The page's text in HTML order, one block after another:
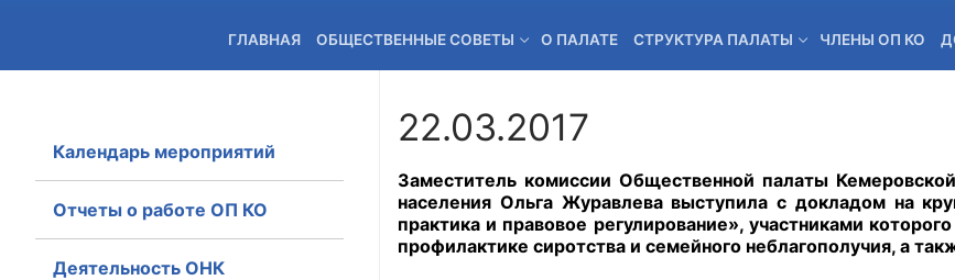
ГЛАВНАЯ ОБЩЕСТВЕННЫЕ СОВЕТЫ О ПАЛАТЕ СТРУКТУРА ПАЛАТЫ ЧЛЕНЫ ОП КО
+7 (3842) 58-82-40 OPKO42@BK.RU
22.03.2017
Заместитель комиссии Общественной палаты
населения Ольга Журавлева выступила с докладом на
практика и правовое регулирование», участниками
профилактике сиротства и семейного неблагополучия, а
Календарь мероприятий
Отчеты о работе ОП КО
Деятельность ОНК